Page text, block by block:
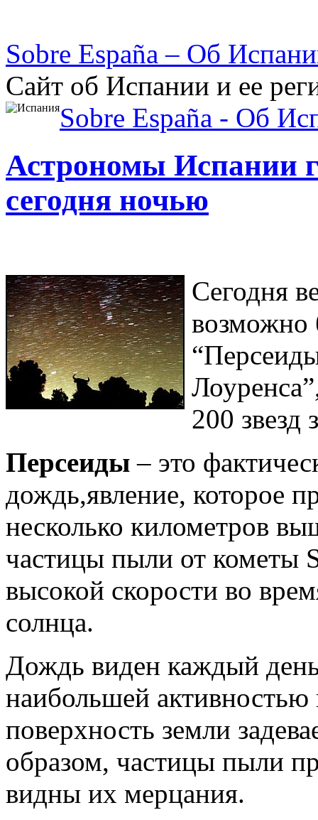
Sobre España – Об
Сайт об Испании и ее
Sobre España - Об
Астрономы Испании
сегодня ночью
Сегодня
возможно
200 звезд
Персеиды – это
дождь,явление, которое
несколько километров
частицы пыли от кометы
высокой скорости во
солнца.
Дождь виден каждый
наибольшей активностью
поверхность земли
образом, частицы пыли
видны их мерцания.